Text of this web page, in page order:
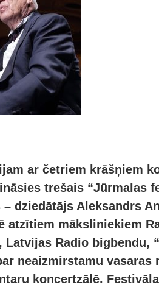
ar četriem krāšņiem
trešais “Jūrmalas
dziedātājs Aleksandrs
atzītiem māksliniekiem
Latvijas Radio bigbendu,
neaizmirstamu vasaras
koncertzālē.